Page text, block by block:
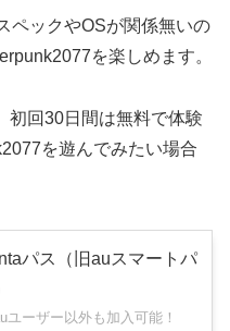
ペックやOSが関係無いの
を楽しめます。
初回30日間は無料で体験
を遊んでみたい場合
パス（旧auスマートパ
ユーザー以外も加入可能！